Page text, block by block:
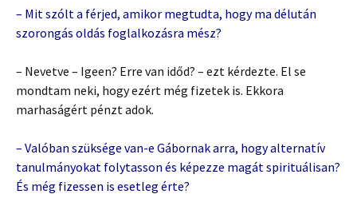
– Mit szólt a férjed, amikor megtudta, hogy ma délután
szorongás oldás foglalkozásra mész?
– Nevetve – Igeen? Erre van időd? – ezt kérdezte. El se
mondtam neki, hogy ezért még fizetek is. Ekkora
marhaságért pénzt adok.
– Valóban szüksége van-e Gábornak arra, hogy alternatív
tanulmányokat folytasson és képezze magát spirituálisan?
És még fizessen is esetleg érte?